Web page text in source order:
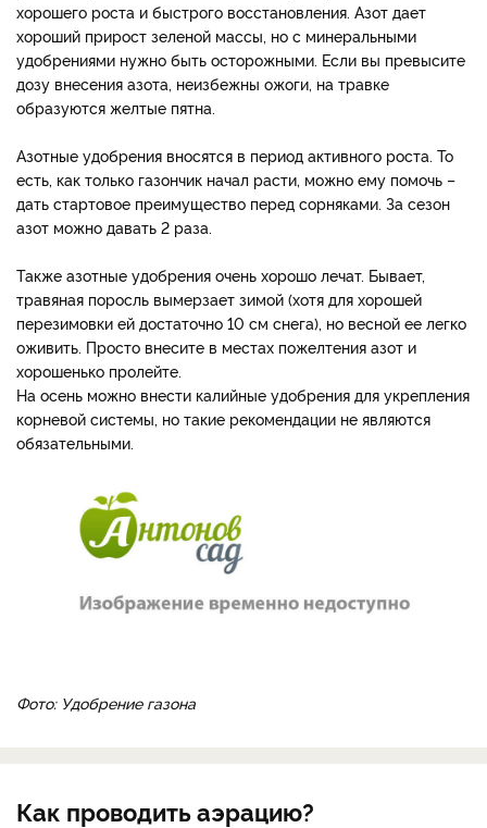
хорошего роста и быстрого восстановления. Азот дает
хороший прирост зеленой массы, но с минеральными
удобрениями нужно быть осторожными. Если вы превысите
дозу внесения азота, неизбежны ожоги, на травке
образуются желтые пятна.
Азотные удобрения вносятся в период активного роста. То
есть, как только газончик начал расти, можно ему помочь –
дать стартовое преимущество перед сорняками. За сезон
азот можно давать 2 раза.
Также азотные удобрения очень хорошо лечат. Бывает,
травяная поросль вымерзает зимой (хотя для хорошей
перезимовки ей достаточно 10 см снега), но весной ее легко
оживить. Просто внесите в местах пожелтения азот и
хорошенько пролейте.
На осень можно внести калийные удобрения для укрепления
корневой системы, но такие рекомендации не являются
обязательными.
Фото: Удобрение газона
Как проводить аэрацию?